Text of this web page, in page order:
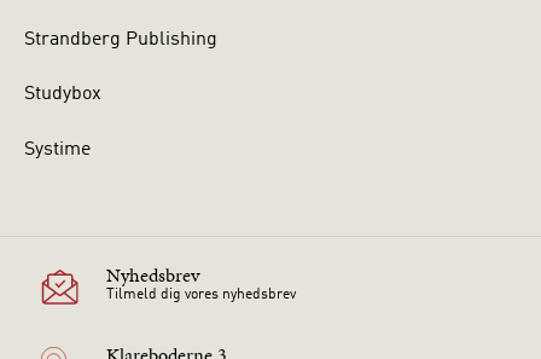
Strandberg Publishing
Studybox
Systime
Nyhedsbrev
Tilmeld dig vores nyhedsbrev